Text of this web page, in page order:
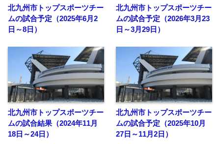
北九州市トップスポーツチー
ムの試合予定（2025年6月2
日～8日）
北九州市トップスポーツチー
ムの試合予定（2026年3月23
日～3月29日）
北九州市トップスポーツチー
ムの試合結果（2024年11月
18日～24日）
北九州市トップスポーツチー
ムの試合予定（2025年10月
27日～11月2日）